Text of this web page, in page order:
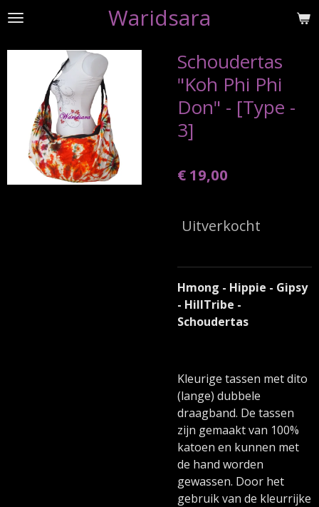
Ga
naar
hoofdinhoud
Waridsara
Schoudertas
"Koh Phi Phi
Don" - [Type -
3]
€ 19,00
Uitverkocht
Hmong - Hippie - Gipsy
- HillTribe -
Schoudertas
Kleurige tassen met dito
(lange) dubbele
draagband. De tassen
zijn gemaakt van 100%
katoen en kunnen met
de hand worden
gewassen. Door het
gebruik van de kleurrijke